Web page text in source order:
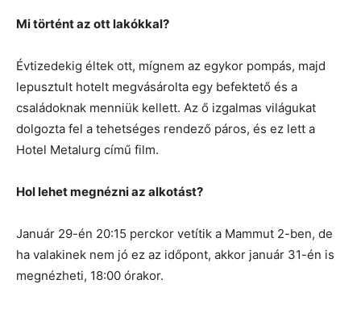
Mi történt az ott lakókkal?
Évtizedekig éltek ott, mígnem az egykor pompás, majd
lepusztult hotelt megvásárolta egy befektető és a
családoknak menniük kellett. Az ő izgalmas világukat
dolgozta fel a tehetséges rendező páros, és ez lett a
Hotel Metalurg című film.
Hol lehet megnézni az alkotást?
Január 29-én 20:15 perckor vetítik a Mammut 2-ben, de
ha valakinek nem jó ez az időpont, akkor január 31-én is
megnézheti, 18:00 órakor.